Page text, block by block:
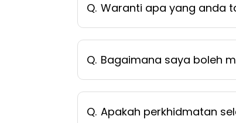
Q. Waranti apa yang anda
Q. Bagaimana saya boleh
Q. Apakah perkhidmatan